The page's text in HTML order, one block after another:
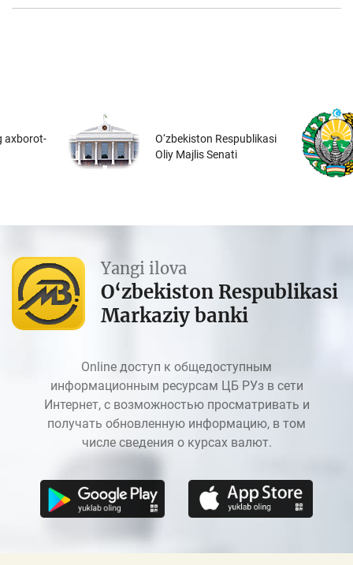
axborot-
O‘zbekiston Respublikasi
Oliy Majlis Senati
Yangi ilova
O‘zbekiston Respublikasi
Markaziy banki
Online доступ к общедоступным
информационным ресурсам ЦБ РУз в сети
Интернет, с возможностью просматривать и
получать обновленную информацию, в том
числе сведения о курсах валют.